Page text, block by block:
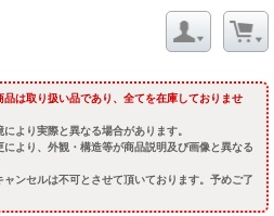
品は取り扱い品であり、全てを在庫しておりませ
より実際と異なる場合があります。
により、外観・構造等が商品説明及び画像と異なる
ャンセルは不可とさせて頂いております。予めご了